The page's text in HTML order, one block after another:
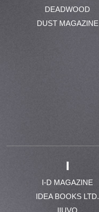
DEADWOOD
DUST MAGAZINE
I
I-D MAGAZINE
IDEA BOOKS LTD.
IIUVO